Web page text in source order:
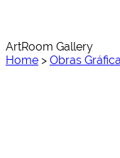
ArtRoom Gallery
Home > Obras